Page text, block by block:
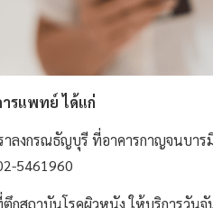
รแพทย์ ได้แก่
กรณธัญบุรี ที่อาคารกาญจนบารมี
5461960
าบันโรคผิวหนัง ให้บริการวันจั